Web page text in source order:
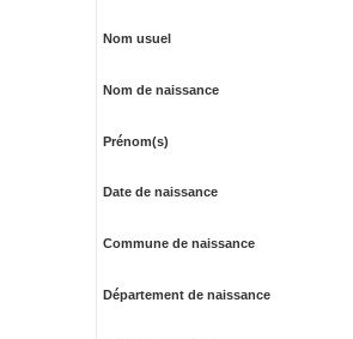
Nom usuel
Nom de naissance
Prénom(s)
Date de naissance
Commune de naissance
Département de naissance